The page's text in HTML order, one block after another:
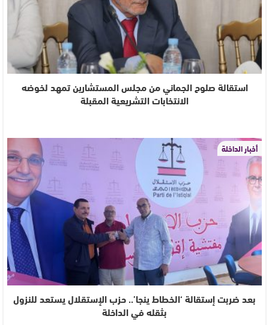
استقالة صلوح الجماني من مجلس المستشارين تمهد لخوضه
الانتخابات التشريعية المقبلة
أخبار الداخلة
بعد ضربت إستقالة ‘الخطاط ينجا’.. حزب الإستقلال يستعد للنزول
بثقله في الداخلة